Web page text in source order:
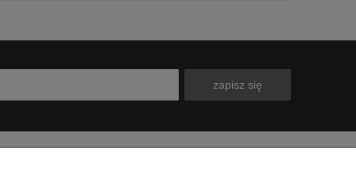
zapisz się